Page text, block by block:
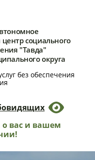
социального
"Тавда"
округа
без обеспечения
о вас и вашем